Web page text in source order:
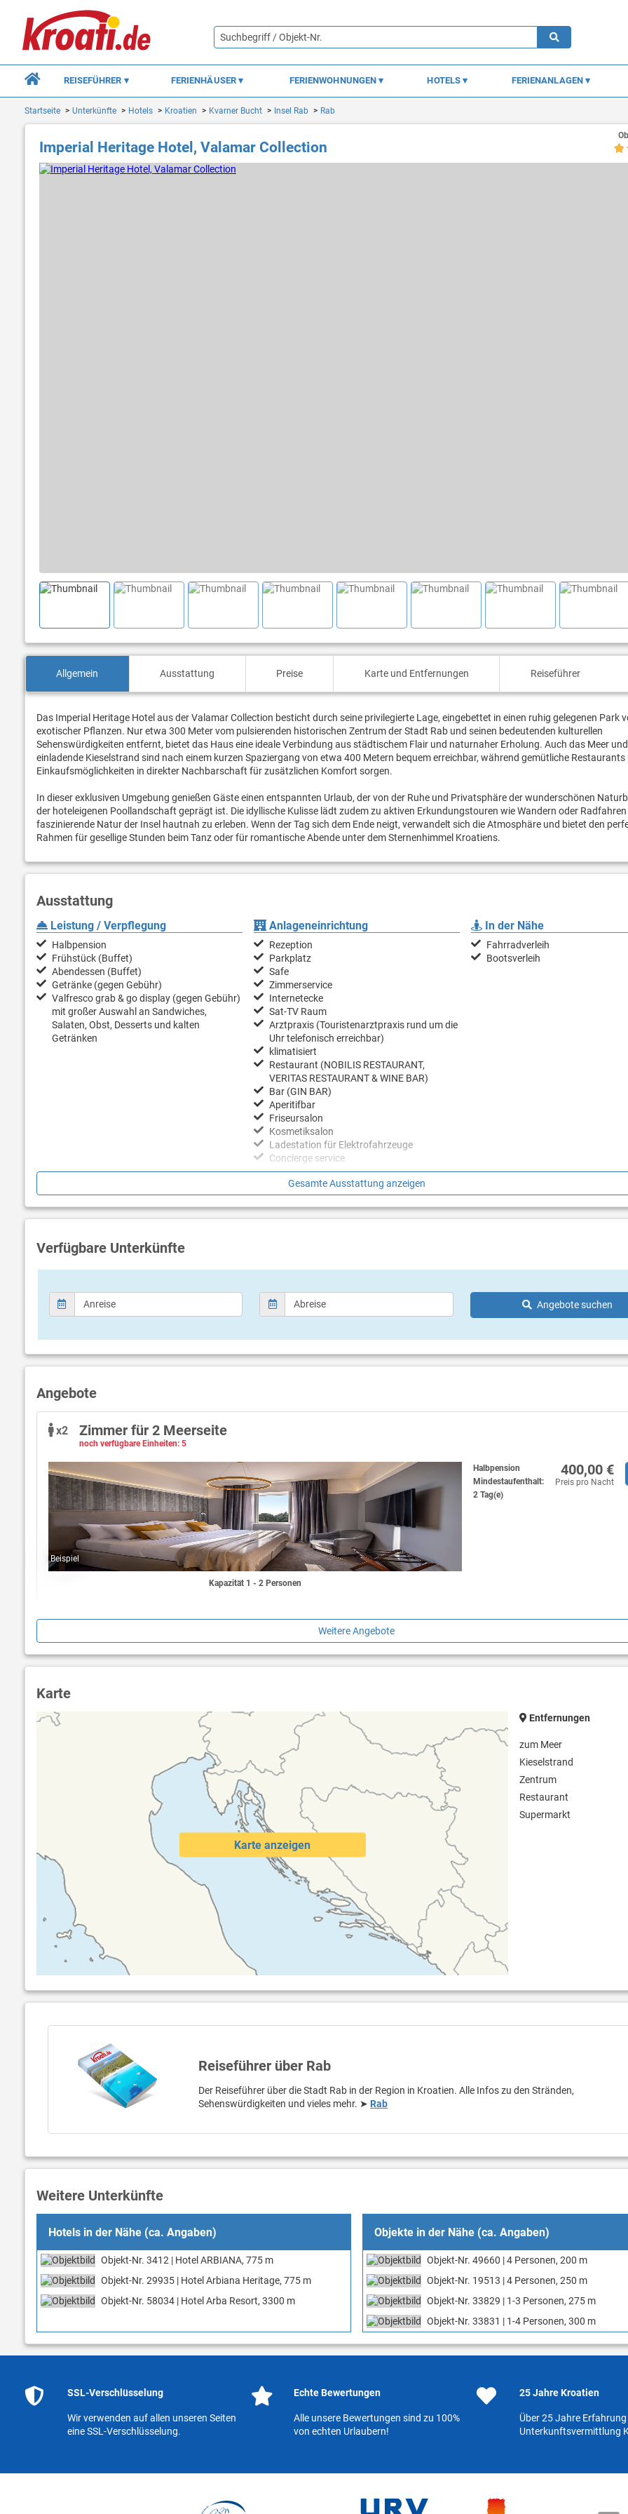
REISEFÜHRER FERIENHÄUSER FERIENWOHNUNGEN HOTELS FERIENANLAGEN
Startseite Unterkünfte Hotels Kroatien Kvarner Bucht Insel Rab Rab
Imperial Heritage Hotel, Valamar Collection
Allgemein Ausstattung Preise Karte und Entfernungen Reiseführer
Das Imperial Heritage Hotel aus der Valamar Collection besticht durch seine privilegierte Lage, eingebettet in einen ruhig gelegenen Park
exotischer Pflanzen. Nur etwa 300 Meter vom pulsierenden historischen Zentrum der Stadt Rab und seinen bedeutenden kulturellen
Sehenswürdigkeiten entfernt, bietet das Haus eine ideale Verbindung aus städtischem Flair und naturnaher Erholung. Auch das Meer
einladende Kieselstrand sind nach einem kurzen Spaziergang von etwa 400 Metern bequem erreichbar, während gemütliche Restaurants
Einkaufsmöglichkeiten in direkter Nachbarschaft für zusätzlichen Komfort sorgen.
In dieser exklusiven Umgebung genießen Gäste einen entspannten Urlaub, der von der Ruhe und Privatsphäre der wunderschönen
der hoteleigenen Poollandschaft geprägt ist. Die idyllische Kulisse lädt zudem zu aktiven Erkundungstouren wie Wandern oder Radfahren
faszinierende Natur der Insel hautnah zu erleben. Wenn der Tag sich dem Ende neigt, verwandelt sich die Atmosphäre und bietet den
Rahmen für gesellige Stunden beim Tanz oder für romantische Abende unter dem Sternenhimmel Kroatiens.
Ausstattung
Leistung / Verpflegung
Halbpension
Frühstück (Buffet)
Abendessen (Buffet)
Getränke (gegen Gebühr)
Valfresco grab & go display (gegen Gebühr)
mit großer Auswahl an Sandwiches,
Salaten, Obst, Desserts und kalten
Getränken
Anlageneinrichtung
Rezeption
Parkplatz
Safe
Zimmerservice
Internetecke
Sat-TV Raum
Arztpraxis (Touristenarztpraxis rund um die
Uhr telefonisch erreichbar)
klimatisiert
Restaurant (NOBILIS RESTAURANT,
VERITAS RESTAURANT & WINE BAR)
Bar (GIN BAR)
Aperitifbar
Friseursalon
Kosmetiksalon
Ladestation für Elektrofahrzeuge
Concierge service
In der Nähe
Fahrradverleih
Bootsverleih
Nächster Strand / Pool
PADOVA-SANDSTRAND mit herrlichem Blick
entfernt) · Kostenloser Shuttlebus und
Wassertaxi-Transfer für Hotelgäste
Poolbar
Sonnenschirme am Pool
Liegen am Pool
Sport / Freizeit
Animation (STAY FIT PROGRAMME)
Massagen (gegen Gebühr)
Fitness-Studio (GYM&FITNESS 24/7)
Tennis (3 Sandtennisplätze - gegen Gebühr)
Wanderwege
Gut zu Wissen
Check in ab 14 Uhr
Spielzeug, Napf)
Kostenlose Transfers zu den
Padova Sandy, Carolina Beach
Gesamte Ausstattung anzeigen
Verfügbare Unterkünfte
Angebote suchen
Angebote
x2 Zimmer für 2 Meerseite
noch verfügbare Einheiten: 5
Beispiel
Bild öffnen
Kapazität 1 - 2 Personen
Halbpension
Mindestaufenthalt:
2 Tag(e)
400,00 €
Preis pro Nacht
Weitere Angebote
Karte
Karte anzeigen
Entfernungen
zum Meer
Kieselstrand
Zentrum
Restaurant
Supermarkt
Reiseführer über Rab
Der Reiseführer über die Stadt Rab in der Region in Kroatien. Alle Infos zu den Stränden,
Sehenswürdigkeiten und vieles mehr. ➤ Rab
Weitere Unterkünfte
Hotels in der Nähe (ca. Angaben)
Objekt-Nr. 3412 | Hotel ARBIANA, 775 m
Objekt-Nr. 29935 | Hotel Arbiana Heritage, 775 m
Objekt-Nr. 58034 | Hotel Arba Resort, 3300 m
Objekte in der Nähe (ca. Angaben)
Objekt-Nr. 49660 | 4 Personen, 200 m
Objekt-Nr. 19513 | 4 Personen, 250 m
Objekt-Nr. 33829 | 1-3 Personen, 275 m
Objekt-Nr. 33831 | 1-4 Personen, 300 m
SSL-Verschlüsselung
Wir verwenden auf allen unseren Seiten
eine SSL-Verschlüsselung.
Echte Bewertungen
Alle unsere Bewertungen sind zu 100%
von echten Urlaubern!
25 Jahre Kroatien
Über 25 Jahre
Unterkunftsvermittlung